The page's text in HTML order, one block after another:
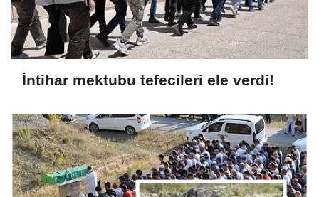
İntihar mektubu tefecileri ele verdi!